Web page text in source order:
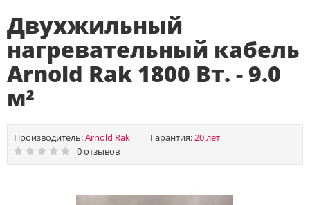
Двухжильный
нагревательный кабель
Arnold Rak 1800 Вт. - 9.0
м²
Производитель:Arnold Rak Гарантия:20 лет
0 отзывов